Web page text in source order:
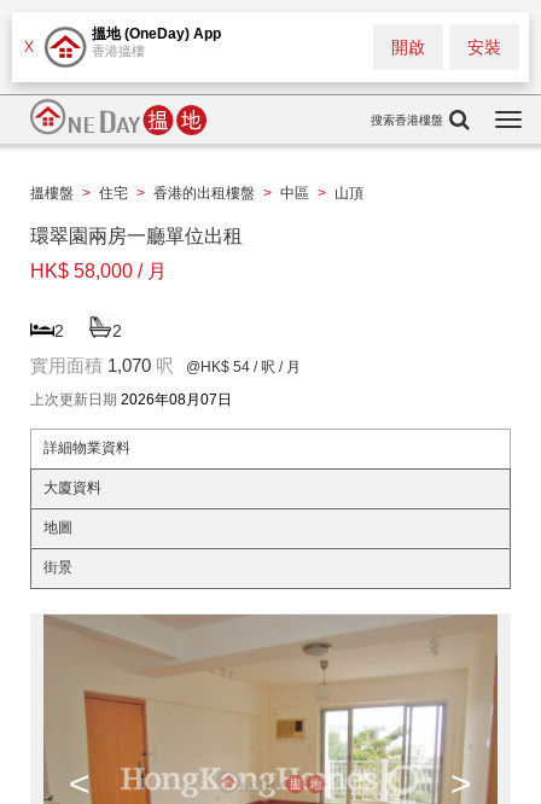
X
搵地 (OneDay) App
香港搵樓 安裝
開啟
搜索香港樓盤
搵樓盤 > 住宅 > 香港的出租樓盤 > 中區 > 山頂
環翠園兩房一廳單位出租
HK$ 58,000 / 月
2 2
實用面積 1,070 呎 @HK$ 54 / 呎 / 月
上次更新日期 2026年08月07日
詳細物業資料
大廈資料
地圖
街景
< >